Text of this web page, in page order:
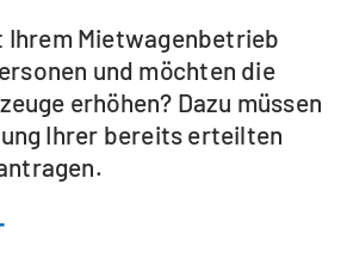
Ihrem Mietwagenbetrieb
und möchten die
erhöhen? Dazu müssen
Ihrer bereits erteilten